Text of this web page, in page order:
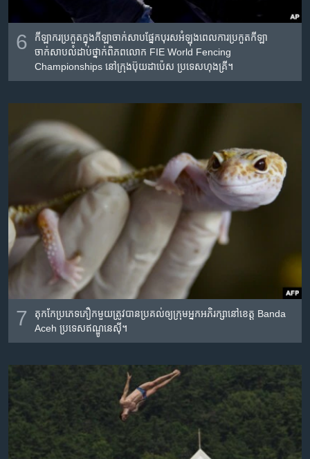
6
កីឡាករ​ប្រកួត​ក្នុង​កីឡាចាក់សាប​ផ្នែក​បុរស​អំឡុងពេល​ការ​ប្រកួត​កីឡា​
ចាក់សាប​លំដាប់ថ្នាក់​ពិភពលោក FIE World Fencing
Championships នៅ​ក្រុង​ប៊ុយដាប៉េស ប្រទេស​ហុងគ្រី។
7
​តុកកែ​ប្រភេទ​ភឿក​មួយ​ត្រូវ​បាន​ប្រគល់​ឲ្យ​ក្រុម​អ្នក​អភិរក្សា​នៅ​ខេត្ត Banda
Aceh ប្រទេស​ឥណ្ឌូនេស៊ី។